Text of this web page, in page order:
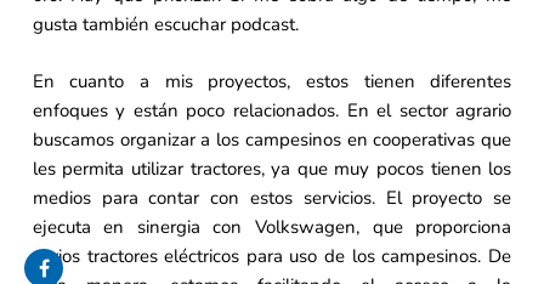
gusta también escuchar podcast.
En cuanto a mis proyectos, estos tienen diferentes
enfoques y están poco relacionados. En el sector agrario
buscamos organizar a los campesinos en cooperativas que
les permita utilizar tractores, ya que muy pocos tienen los
medios para contar con estos servicios. El proyecto se
ejecuta en sinergia con Volkswagen, que proporciona
varios tractores eléctricos para uso de los campesinos. De